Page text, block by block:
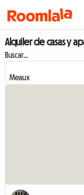
Alquiler de casas y
Buscar...